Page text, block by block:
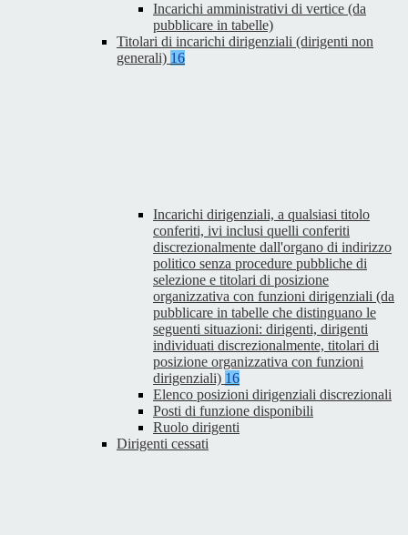
Incarichi amministrativi di vertice (da
pubblicare in tabelle)
Titolari di incarichi dirigenziali (dirigenti non
generali) 16
Incarichi dirigenziali, a qualsiasi titolo
conferiti, ivi inclusi quelli conferiti
discrezionalmente dall'organo di indirizzo
politico senza procedure pubbliche di
selezione e titolari di posizione
organizzativa con funzioni dirigenziali (da
pubblicare in tabelle che distinguano le
seguenti situazioni: dirigenti, dirigenti
individuati discrezionalmente, titolari di
posizione organizzativa con funzioni
dirigenziali) 16
Elenco posizioni dirigenziali discrezionali
Posti di funzione disponibili
Ruolo dirigenti
Dirigenti cessati